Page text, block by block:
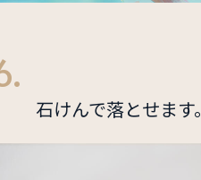
石けんで落とせます。